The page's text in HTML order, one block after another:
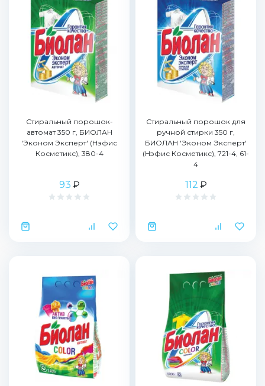
Стиральный порошок-
автомат 350 г, БИОЛАН
'Эконом Эксперт' (Нэфис
Косметикс), 380-4
93 ₽
Стиральный порошок для
ручной стирки 350 г,
БИОЛАН 'Эконом Эксперт'
(Нэфис Косметикс), 721-4, 61-
4
112 ₽